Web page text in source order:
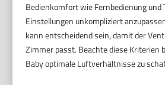
Bedienkomfort wie Fernbedienung und
Einstellungen unkompliziert
kann entscheidend sein, damit der
Zimmer passt. Beachte diese Kriterien
Baby optimale Luftverhältnisse zu